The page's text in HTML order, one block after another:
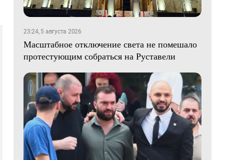
23:24, 5 августа 2026
Масштабное отключение света не помешало
протестующим собраться на Руставели